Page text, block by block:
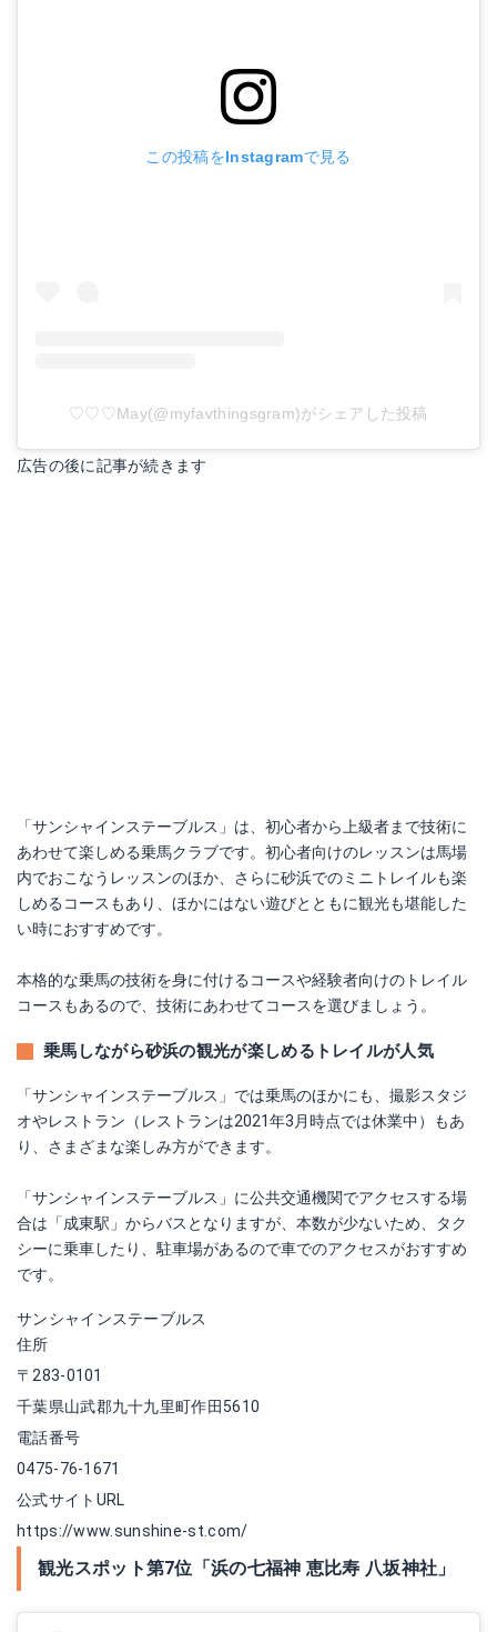
この投稿をInstagramで見る
♡♡♡May(@myfavthingsgram)がシェアした投稿
広告の後に記事が続きます
「サンシャインステーブルス」は、初心者から上級者まで技術に
あわせて楽しめる乗馬クラブです。初心者向けのレッスンは馬場
内でおこなうレッスンのほか、さらに砂浜でのミニトレイルも楽
しめるコースもあり、ほかにはない遊びとともに観光も堪能した
い時におすすめです。
本格的な乗馬の技術を身に付けるコースや経験者向けのトレイル
コースもあるので、技術にあわせてコースを選びましょう。
乗馬しながら砂浜の観光が楽しめるトレイルが人気
「サンシャインステーブルス」では乗馬のほかにも、撮影スタジ
オやレストラン（レストランは2021年3月時点では休業中）もあ
り、さまざまな楽しみ方ができます。
「サンシャインステーブルス」に公共交通機関でアクセスする場
合は「成東駅」からバスとなりますが、本数が少ないため、タク
シーに乗車したり、駐車場があるので車でのアクセスがおすすめ
です。
サンシャインステーブルス
住所
〒283-0101
千葉県山武郡九十九里町作田5610
電話番号
0475-76-1671
公式サイトURL
https://www.sunshine-st.com/
観光スポット第7位「浜の七福神 恵比寿 八坂神社」